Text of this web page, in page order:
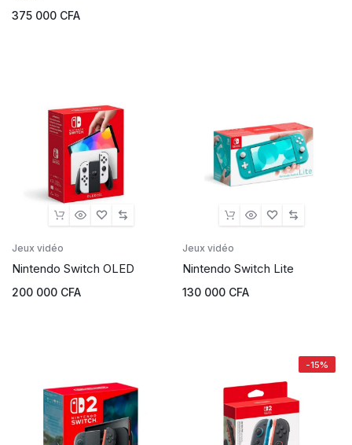
375 000 CFA
Jeux vidéo
Nintendo Switch OLED
200 000 CFA
Jeux vidéo
Nintendo Switch Lite
130 000 CFA
-15%